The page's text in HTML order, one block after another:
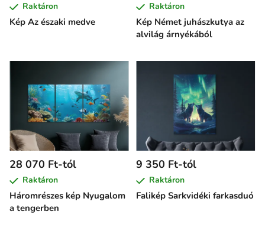
Kép Az északi medve
Raktáron
Kép Német juhászkutya az
alvilág árnyékából
Raktáron
Háromrészes kép Nyugalom
a tengerben
28 070 Ft-tól
Raktáron
Falikép Sarkvidéki farkasduó
9 350 Ft-tól
Raktáron